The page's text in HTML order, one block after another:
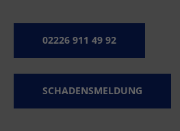
02226 911 49 92
SCHADENSMELDUNG